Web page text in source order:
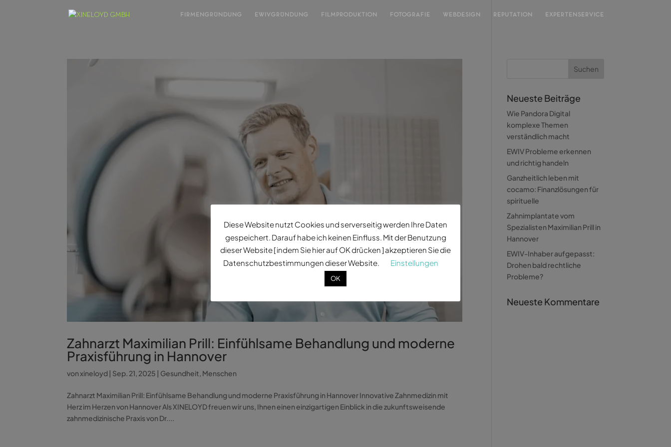
FIRMENGRÜNDUNG EWIVGRÜNDUNG FILMPRODUKTION FOTOGRAFIE WEBDESIGN REPUTATION EXPERTENSERVICE
Zahnarzt Maximilian Prill: Einfühlsame Behandlung und moderne
Praxisführung in Hannover
vonxineloyd Sep. 21, 2025 Gesundheit, Menschen
Zahnarzt Maximilian Prill: Einfühlsame Behandlung und moderne Praxisführung in Hannover Innovative Zahnmedizin mit
Herz im Herzen von Hannover Als XINELOYD freuen wir uns, Ihnen einen einzigartigen Einblick in die zukunftsweisende
zahnmedizinische Praxis von Dr....
Neueste Beiträge
Wie Pandora Digital
komplexe Themen
verständlich macht
EWIV Probleme erkennen
und richtig handeln
Ganzheitlich leben mit
cocamo: Finanzlösungen für
spirituelle
Zahnimplantate vom
Spezialisten Maximilian Prill in
Hannover
EWIV-Inhaber aufgepasst:
Drohen bald rechtliche
Probleme?
Neueste Kommentare
Diese Website nutzt Cookies und serverseitig werden Ihre Daten
gespeichert. Darauf habe ich keinen Einfluss. Mit der Benutzung
dieser Website [ indem Sie hier auf OK drücken ] akzeptieren Sie die
Datenschutzbestimmungen dieser Website.
Einstellungen
OK